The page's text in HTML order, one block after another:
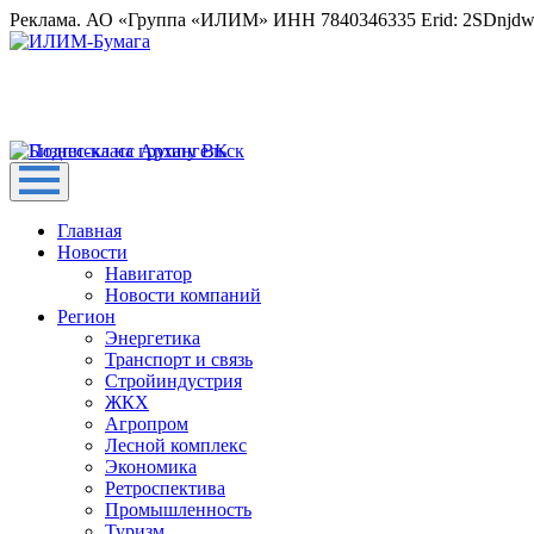
Реклама. АО «Группа «ИЛИМ» ИНН 7840346335 Erid:
Главная
Новости
Навигатор
Новости компаний
Регион
Энергетика
Транспорт и связь
Стройиндустрия
ЖКХ
Агропром
Лесной комплекс
Экономика
Ретроспектива
Промышленность